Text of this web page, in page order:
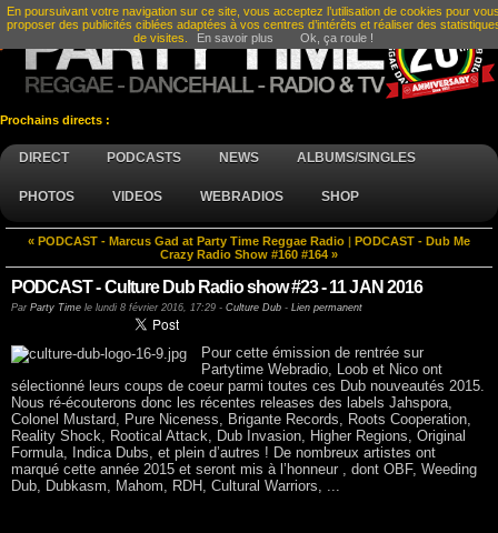
Prochains directs :
DIRECT PODCASTS NEWS ALBUMS/SINGLES
PHOTOS VIDEOS WEBRADIOS SHOP
« PODCAST - Marcus Gad at Party Time Reggae Radio
PODCAST - Dub Me
Crazy Radio Show #160 #164 »
PODCAST - Culture Dub Radio show #23 - 11 JAN 2016
Par Party Time le lundi 8 février 2016, 17:29 - Culture Dub - Lien permanent
Pour cette émission de rentrée sur
Partytime Webradio, Loob et Nico ont
sélectionné leurs coups de coeur parmi toutes ces Dub nouveautés 2015.
Nous ré-écouterons donc les récentes releases des labels Jahspora,
Colonel Mustard, Pure Niceness, Brigante Records, Roots Cooperation,
Reality Shock, Rootical Attack, Dub Invasion, Higher Regions, Original
Formula, Indica Dubs, et plein d’autres ! De nombreux artistes ont
marqué cette année 2015 et seront mis à l’honneur , dont OBF, Weeding
Dub, Dubkasm, Mahom, RDH, Cultural Warriors, ...
En poursuivant votre navigation sur ce site, vous acceptez l’utilisation de cookies pour
proposer des publicités ciblées adaptées à vos centres d’intérêts et réaliser des
de visites.
En savoir plus Ok, ça roule !